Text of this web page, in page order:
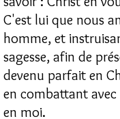
C'est lui que nous
homme, et
sagesse, afin de
devenu parfait en
en combattant
en moi.